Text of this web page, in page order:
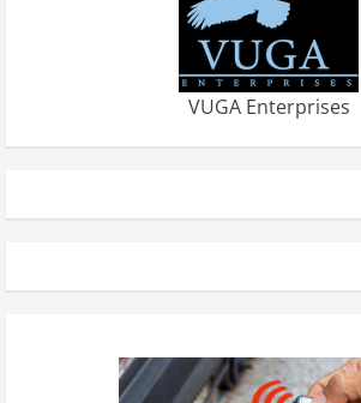
VUGA Enterprises